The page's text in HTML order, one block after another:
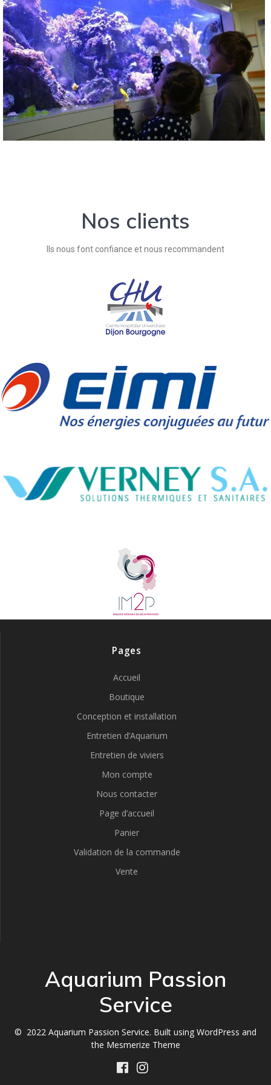
Nos clients
Ils nous font confiance et nous recommandent
Pages
Accueil
Boutique
Conception et installation
Entretien d’Aquarium
Entretien de viviers
Mon compte
Nous contacter
Page d’accueil
Panier
Validation de la commande
Vente
Aquarium Passion
Service
© 2022 Aquarium Passion Service. Built using WordPress and
the Mesmerize Theme